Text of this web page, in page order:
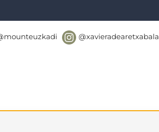
@xavieradearetxabala
Condiciones de Venta y Garantía